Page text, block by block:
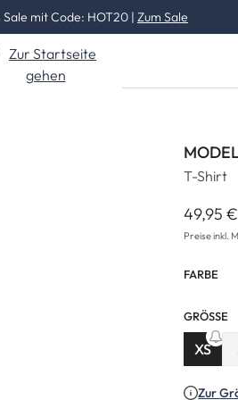
Sale mit Code: HOT20 | Zum Sale
T-Shirt
49,95 €
Preise inkl.
FARBE
GRÖSSE
XS
Zur